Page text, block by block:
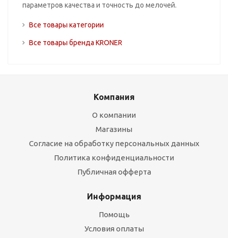
параметров качества и точность до мелочей.
Все товары категории
Все товары бренда KRONER
Компания
О компании
Магазины
Согласие на обработку персональных данных
Политика конфиденциальности
Публичная офферта
Информация
Помощь
Условия оплаты